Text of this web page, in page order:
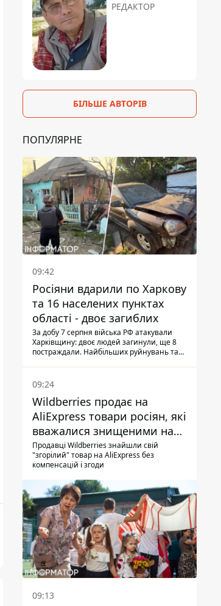
РЕДАКТОР
БІЛЬШЕ АВТОРІВ
ПОПУЛЯРНЕ
09:42
Росіяни вдарили по Харкову
та 16 населених пунктах
області - двоє загиблих
За добу 7 серпня війська РФ атакували
Харківщину: двоє людей загинули, ще 8
постраждали. Найбільших руйнувань та
09:24
Wildberries продає на
AliExpress товари росіян, які
вважалися знищеними на
складах
Продавці Wildberries знайшли свій
"згорілий" товар на AliExpress без
компенсацій і згоди
09:13